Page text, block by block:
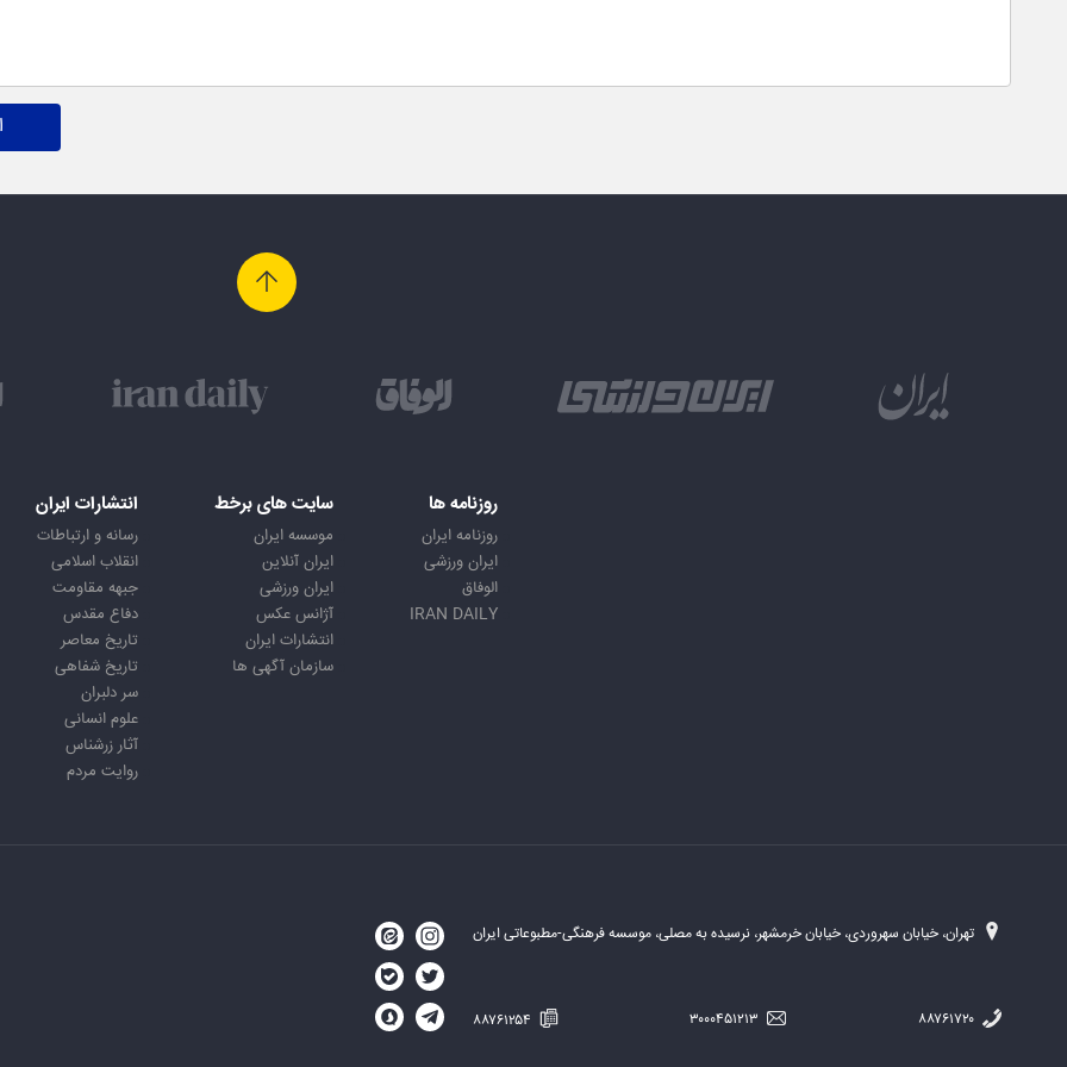
روزنامه ها
روزنامه ایران
ایران ورزشی
الوفاق
IRAN DAILY
سایت های برخط
موسسه ایران
ایران آنلاین
ایران ورزشی
آژانس عکس
انتشارات ایران
سازمان آگهی ها
انتشارات ایران
رسانه و ارتباطات
انقلاب اسلامی
جبهه مقاومت
دفاع مقدس
تاریخ معاصر
تاریخ شفاهی
سر دلبران
علوم انسانی
آثار زرشناس
روایت مردم
تهران، خیابان سهروردی، خیابان خرمشهر، نرسیده به مصلی، موسسه فرهنگی-مطبوعاتی ایران